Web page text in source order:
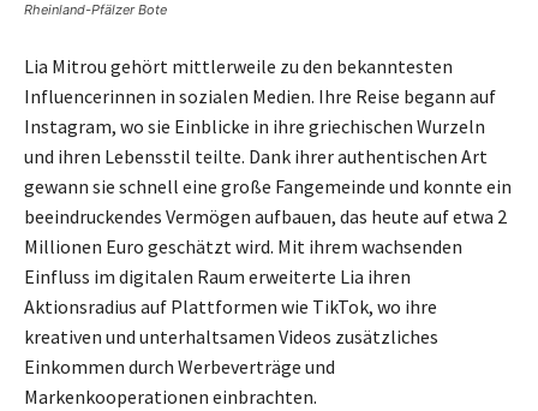
Rheinland-Pfälzer Bote
Lia Mitrou gehört mittlerweile zu den bekanntesten
Influencerinnen in sozialen Medien. Ihre Reise begann auf
Instagram, wo sie Einblicke in ihre griechischen Wurzeln
und ihren Lebensstil teilte. Dank ihrer authentischen Art
gewann sie schnell eine große Fangemeinde und konnte ein
beeindruckendes Vermögen aufbauen, das heute auf etwa 2
Millionen Euro geschätzt wird. Mit ihrem wachsenden
Einfluss im digitalen Raum erweiterte Lia ihren
Aktionsradius auf Plattformen wie TikTok, wo ihre
kreativen und unterhaltsamen Videos zusätzliches
Einkommen durch Werbeverträge und
Markenkooperationen einbrachten.